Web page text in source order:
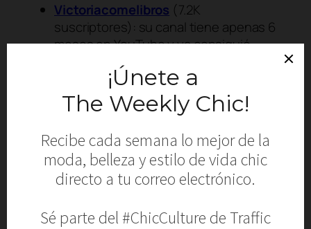
Victoriacomelibros (7.2K
suscriptores): su canal tiene apenas 6
meses en YouTube y ya consiguió
superar las 30 mil visualizaciones con
sus reseñas. El video más visto de su
canal es unareview de “Seis Cuervos”
que supera las 7600 reproducciones.
Algunas tendencias de esta comunidad
El retoleyendo por 24 horas seguidas
un formato en el que los Booktubers guían a
sus seguidores a través de la experiencia de